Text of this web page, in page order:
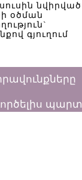
նվիրված
օծման
գյուղում
իրավունքները